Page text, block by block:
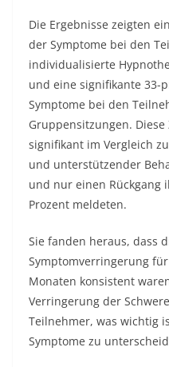
Die Ergebnisse zeigten
der Symptome bei den
individualisierte
und eine signifikante 33-
Symptome bei den
Gruppensitzungen.
signifikant im Vergleich
und unterstützender
und nur einen Rückgang
Prozent meldeten.
Sie fanden heraus, dass
Symptomverringerung
Monaten konsistent
Verringerung der
Teilnehmer, was wichtig
Symptome zu